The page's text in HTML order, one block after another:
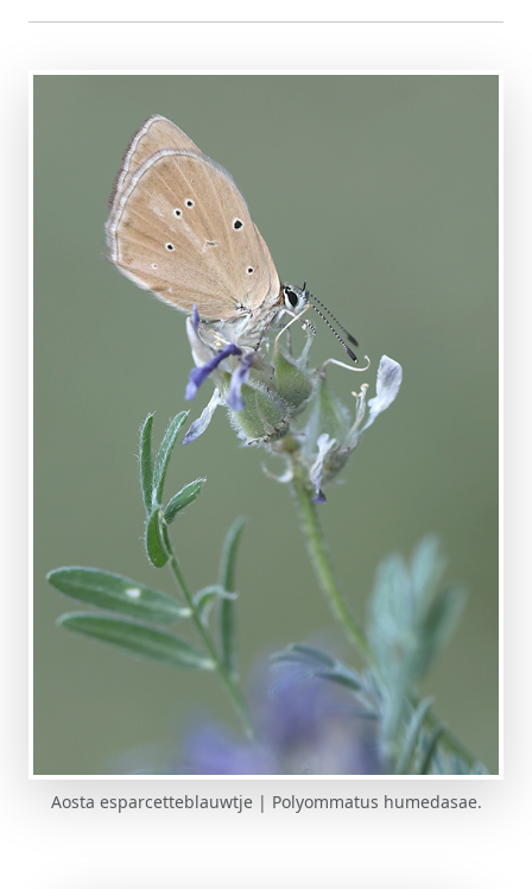
Aosta esparcetteblauwtje | Polyommatus humedasae.